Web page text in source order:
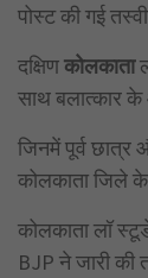
पोस्ट की गई
दक्षिणकोलकाता
साथ बलात्कार के
जिनमें पूर्व छात्र
कोलकाता जिले के
कोलकाता लॉ
BJP ने जारी की